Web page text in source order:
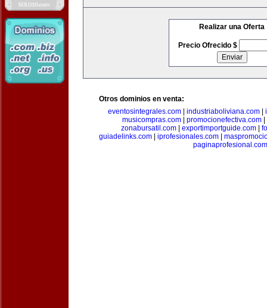
Realizar una Oferta
Precio Ofrecido $
Otros dominios en venta:
eventosintegrales.com| industriaboliviana.com|
musicompras.com
promocionefectiva.com
zonabursatil.com
exportimportguide.com
guiadelinks.com
iprofesionales.com
paginaprofesional.com